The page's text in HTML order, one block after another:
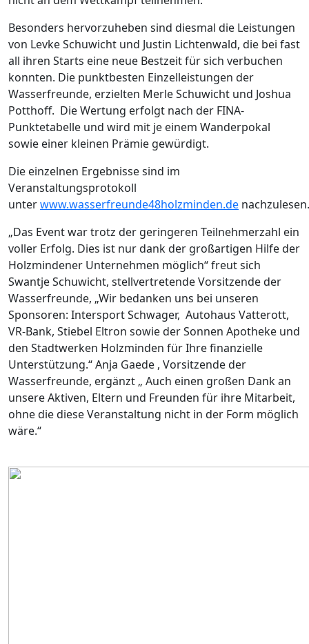
Besonders hervorzuheben sind diesmal die Leistungen
von Levke Schuwicht und Justin Lichtenwald, die bei fast
all ihren Starts eine neue Bestzeit für sich verbuchen
konnten. Die punktbesten Einzelleistungen der
Wasserfreunde, erzielten Merle Schuwicht und Joshua
Potthoff. Die Wertung erfolgt nach der FINA-
Punktetabelle und wird mit je einem Wanderpokal
sowie einer kleinen Prämie gewürdigt.
Die einzelnen Ergebnisse sind im
Veranstaltungsprotokoll
unterwww.wasserfreunde48holzminden.de nachzulesen.
„Das Event war trotz der geringeren Teilnehmerzahl ein
voller Erfolg. Dies ist nur dank der großartigen Hilfe der
Holzmindener Unternehmen möglich“ freut sich
Swantje Schuwicht, stellvertretende Vorsitzende der
Wasserfreunde, „Wir bedanken uns bei unseren
Sponsoren: Intersport Schwager, Autohaus Vatterott,
VR-Bank, Stiebel Eltron sowie der Sonnen Apotheke und
den Stadtwerken Holzminden für Ihre finanzielle
Unterstützung.“ Anja Gaede , Vorsitzende der
Wasserfreunde, ergänzt „ Auch einen großen Dank an
unsere Aktiven, Eltern und Freunden für ihre Mitarbeit,
ohne die diese Veranstaltung nicht in der Form möglich
wäre.“